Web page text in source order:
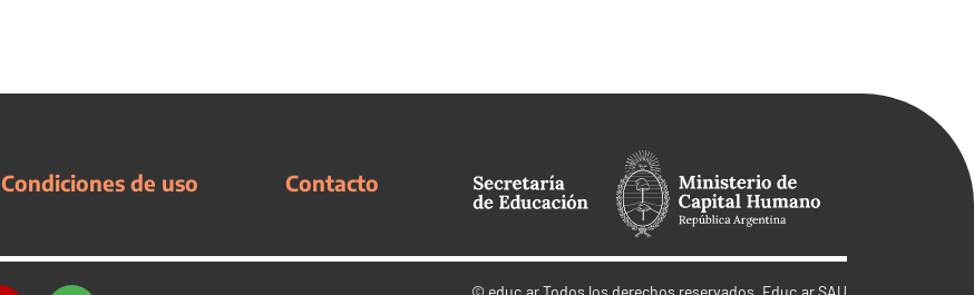
Condiciones de uso Contacto
© educ.arTodos los derechos reservados. Educ.ar SAU